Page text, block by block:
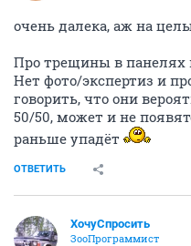
очень далека, аж на
Про трещины в панелях
Нет фото/экспертиз и
говорить, что они
50/50, может и не
раньше упадёт
ОТВЕТИТЬ
ХочуСпросить
ЗооПрограммист